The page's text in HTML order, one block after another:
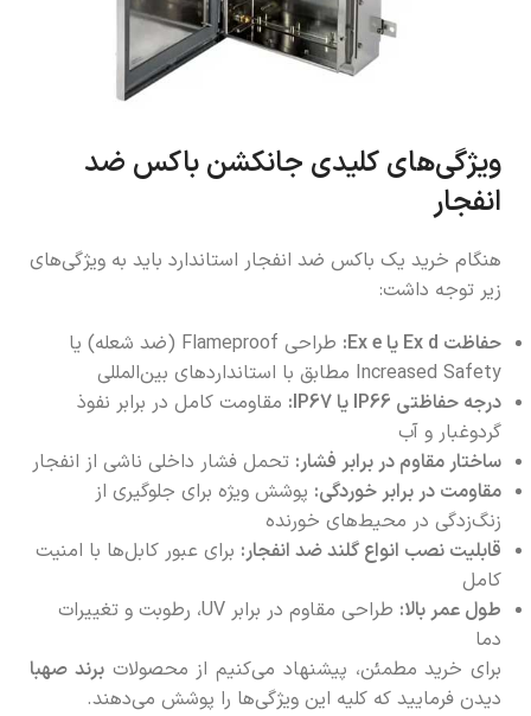
ویژگی‌های کلیدی جانکشن باکس ضد
انفجار
هنگام خرید یک باکس ضد انفجار استاندارد باید به ویژگی‌های
زیر توجه داشت:
حفاظت Ex d یا Ex e:
طراحی Flameproof (ضد شعله) یا
Increased Safety مطابق با استانداردهای بین‌المللی
درجه حفاظتی IP66 یا IP67:
مقاومت کامل در برابر نفوذ
گردوغبار و آب
ساختار مقاوم در برابر فشار: تحمل فشار داخلی ناشی از انفجار
مقاومت در برابر خوردگی: پوشش ویژه برای جلوگیری از
زنگ‌زدگی در محیط‌های خورنده
قابلیت نصب انواع گلند ضد انفجار: برای عبور کابل‌ها با امنیت
کامل
طول عمر بالا:
طراحی مقاوم در برابر UV، رطوبت و تغییرات
دما
برای خرید مطمئن، پیشنهاد می‌کنیم از محصولاتبرند صهبا
دیدن فرمایید که کلیه این ویژگی‌ها را پوشش می‌دهند.